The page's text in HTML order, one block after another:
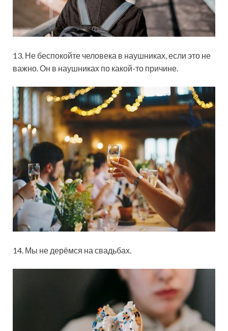
13. Не беспокойте человека в наушниках, если это не
важно. Он в наушниках по какой-то причине.
14. Мы не дерёмся на свадьбах.